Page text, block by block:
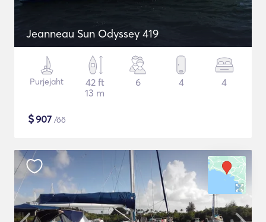
Jeanneau Sun Odyssey 419
Purjejaht
42 ft
13 m
6 4 4
$907 /öö